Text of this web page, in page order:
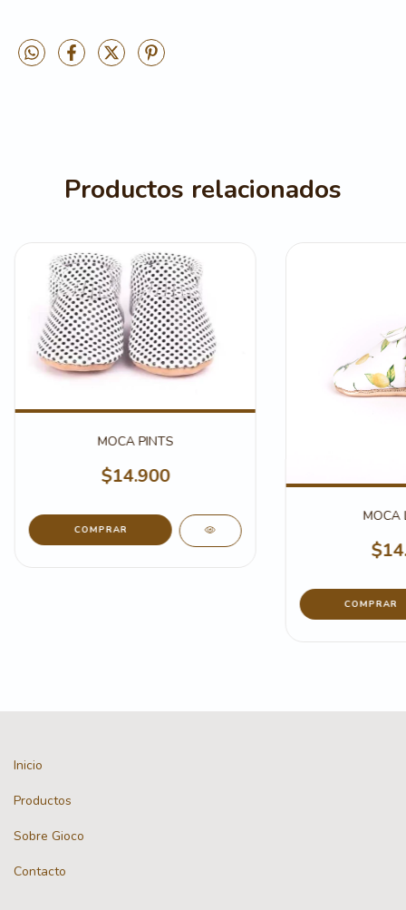
Productos relacionados
MOCA PINTS
$14.900
COMPRAR
MOCA
COMPRAR
Inicio
Productos
Sobre Gioco
Contacto